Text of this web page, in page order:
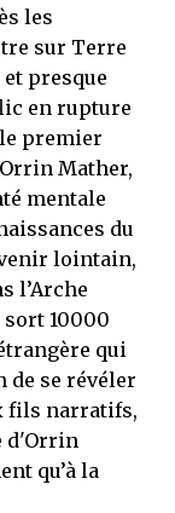
les
sur Terre
presque
en rupture
le premier
Mather,
mentale
du
lointain,
l’Arche
10000
qui
de se révéler
fils narratifs,
d'Orrin
qu’à la